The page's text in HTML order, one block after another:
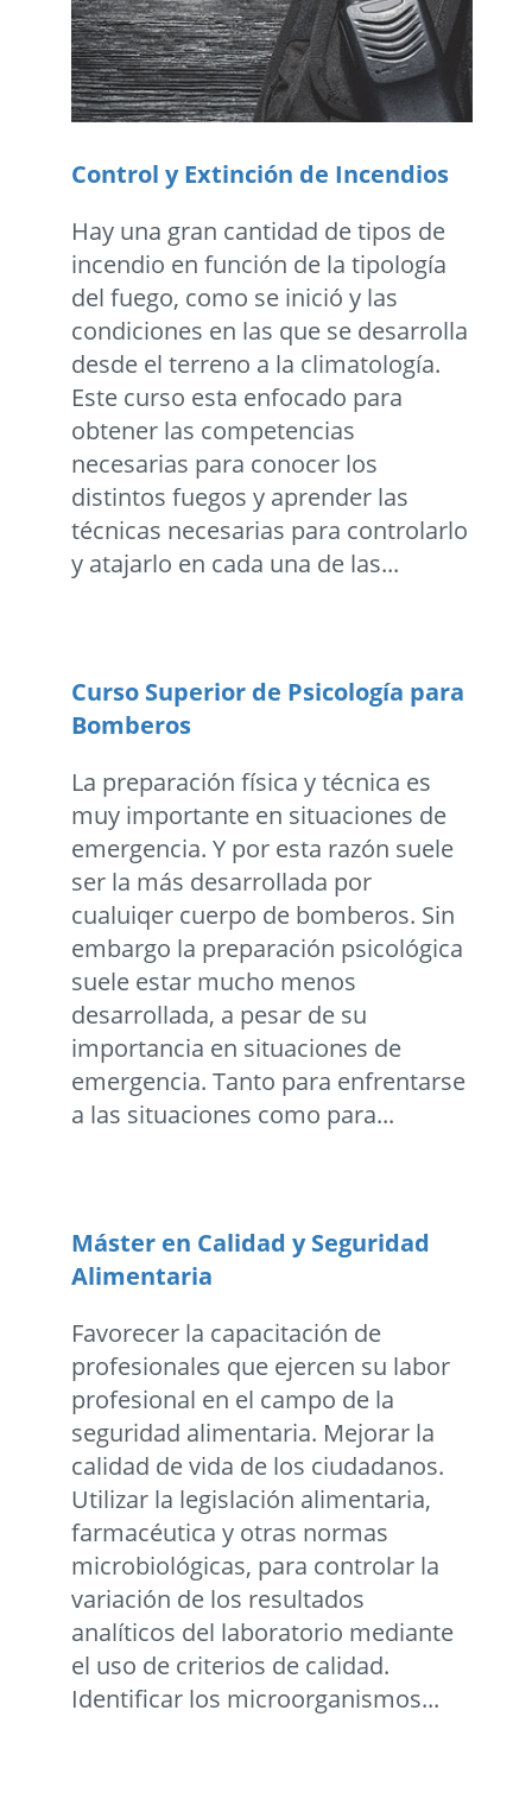
Control y Extinción de Incendios
Hay una gran cantidad de tipos de
incendio en función de la tipología
del fuego, como se inició y las
condiciones en las que se desarrolla
desde el terreno a la climatología.
Este curso esta enfocado para
obtener las competencias
necesarias para conocer los
distintos fuegos y aprender las
técnicas necesarias para controlarlo
y atajarlo en cada una de las...
Curso Superior de Psicologí­a para
Bomberos
La preparación física y técnica es
muy importante en situaciones de
emergencia. Y por esta razón suele
ser la más desarrollada por
cualuiqer cuerpo de bomberos. Sin
embargo la preparación psicológica
suele estar mucho menos
desarrollada, a pesar de su
importancia en situaciones de
emergencia. Tanto para enfrentarse
a las situaciones como para...
Máster en Calidad y Seguridad
Alimentaria
Favorecer la capacitación de
profesionales que ejercen su labor
profesional en el campo de la
seguridad alimentaria. Mejorar la
calidad de vida de los ciudadanos.
Utilizar la legislación alimentaria,
farmacéutica y otras normas
microbiológicas, para controlar la
variación de los resultados
analíticos del laboratorio mediante
el uso de criterios de calidad.
Identificar los microorganismos...